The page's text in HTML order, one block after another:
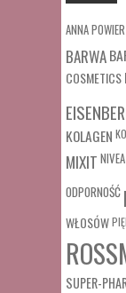
ANNA
BARWA
COSMETICS
KOLAGEN
MIXIT NIVEA
ODPORNOŚĆ
WŁOSÓW
SUPER-